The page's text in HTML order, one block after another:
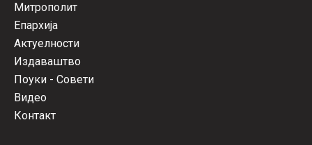
Митрополит
Епархија
Актуелности
Издаваштво
Поуки - Совети
Видео
Контакт